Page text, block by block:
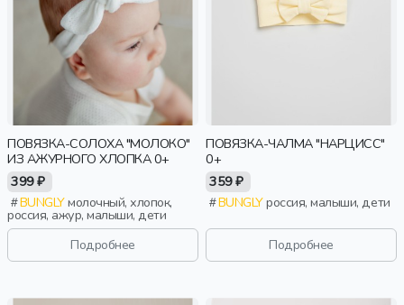
ПОВЯЗКА-СОЛОХА "МОЛОКО"
ИЗ АЖУРНОГО ХЛОПКА 0+
399 ₽
BUNGLYмолочный, хлопок,
россия, ажур, малыши, дети
Подробнее
ПОВЯЗКА-ЧАЛМА "НАРЦИСС"
0+
359 ₽
BUNGLYроссия, малыши, дети
Подробнее